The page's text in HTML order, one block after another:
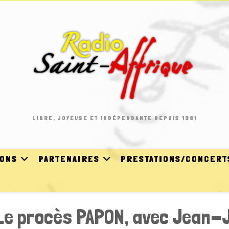
LIBRE, JOYEUSE ET INDÉPENDANTE DEPUIS 1981
PARTENAIRES PRESTATIONS/
procès PAPON, avec